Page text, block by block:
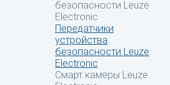
безопасности Leuze
Electronic
Передатчики
устройства
безопасности Leuze
Electronic
Смарт камеры Leuze